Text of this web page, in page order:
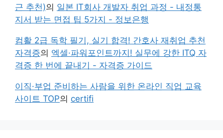
근 추천)의 일본 IT회사 개발자 취업 과정 - 내정통
지서 받는 면접 팁 5가지 - 정보은행
컴활 2급 독학 필기, 실기 합격! 간호사 재취업 추천
자격증의 엑셀·파워포인트까지! 실무에 강한 ITQ 자
격증 한 번에 끝내기 - 자격증 가이드
이직·부업 준비하는 사람을 위한 온라인 직업 교육
사이트 TOP의 certifi